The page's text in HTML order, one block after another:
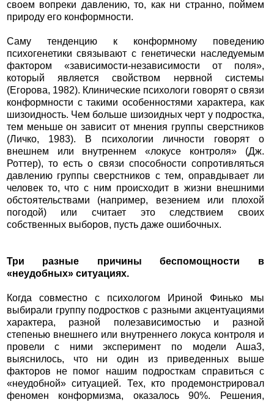
своем вопреки давлению, то, как ни странно, поймем
природу его конформности.
Саму тенденцию к конформному поведению
психогенетики связывают с генетически наследуемым
фактором «зависимости-независимости от поля»,
который является свойством нервной системы
(Егорова, 1982). Клинические психологи говорят о связи
конформности с такими особенностями характера, как
шизоидность. Чем больше шизоидных черт у подростка,
тем меньше он зависит от мнения группы сверстников
(Личко, 1983). В психологии личности говорят о
внешнем или внутреннем «локусе контроля» (Дж.
Роттер), то есть о связи способности сопротивляться
давлению группы сверстников с тем, оправдывает ли
человек то, что с ним происходит в жизни внешними
обстоятельствами (например, везением или плохой
погодой) или считает это следствием своих
собственных выборов, пусть даже ошибочных.
Три разные причины беспомощности в
«неудобных» ситуациях.
Когда совместно с психологом Ириной Финько мы
выбирали группу подростков с разными акцентуациями
характера, разной полезависимостью и разной
степенью внешнего или внутреннего локуса контроля и
провели с ними эксперимент по модели Аша3,
выяснилось, что ни один из приведенных выше
факторов не помог нашим подросткам справиться с
«неудобной» ситуацией. Тех, кто продемонстрировал
феномен конформизма, оказалось 90%. Решения,